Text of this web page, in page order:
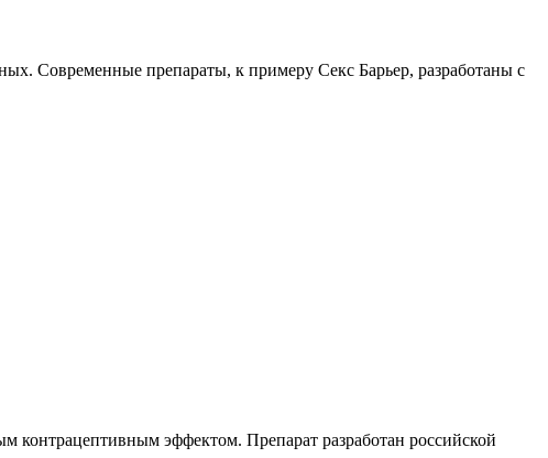
Современные препараты, к примеру Секс Барьер, разработаны с
контрацептивным эффектом. Препарат разработан российской